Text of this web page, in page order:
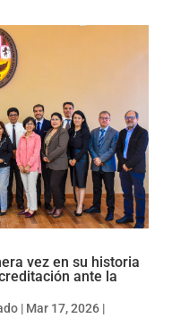
vez en su historia
ante la
| Mar 17, 2026|